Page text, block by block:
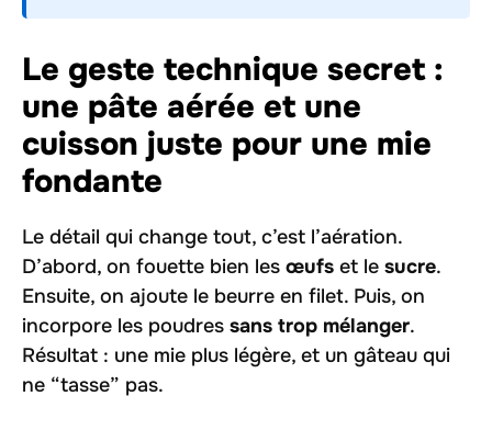
Le geste technique secret :
une pâte aérée et une
cuisson juste pour une mie
fondante
Le détail qui change tout, c’est l’aération.
D’abord, on fouette bien les œufs et le sucre.
Ensuite, on ajoute le beurre en filet. Puis, on
incorpore les poudres sans trop mélanger.
Résultat : une mie plus légère, et un gâteau qui
ne “tasse” pas.